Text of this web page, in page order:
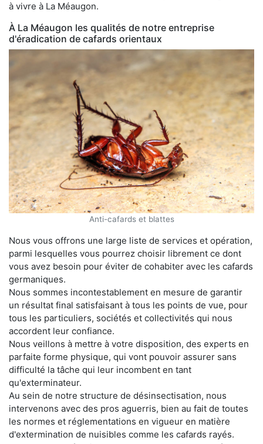
à vivre à La Méaugon.
À La Méaugon les qualités de notre entreprise
d'éradication de cafards orientaux
Anti-cafards et blattes
Nous vous offrons une large liste de services et opération,
parmi lesquelles vous pourrez choisir librement ce dont
vous avez besoin pour éviter de cohabiter avec les cafards
germaniques.
Nous sommes incontestablement en mesure de garantir
un résultat final satisfaisant à tous les points de vue, pour
tous les particuliers, sociétés et collectivités qui nous
accordent leur confiance.
Nous veillons à mettre à votre disposition, des experts en
parfaite forme physique, qui vont pouvoir assurer sans
difficulté la tâche qui leur incombent en tant
qu'exterminateur.
Au sein de notre structure de désinsectisation, nous
intervenons avec des pros aguerris, bien au fait de toutes
les normes et réglementations en vigueur en matière
d'extermination de nuisibles comme les cafards rayés.